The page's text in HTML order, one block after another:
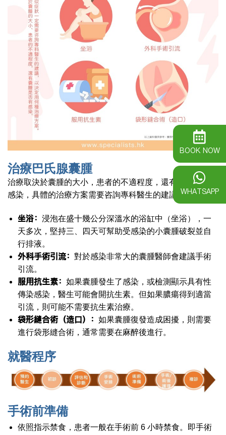
治療巴氏腺囊腫
治療取決於囊腫的大小，患者的不適程度，還有囊腫是否有
感染，具體的治療方案需要咨詢專科醫生的建議。
坐浴： 浸泡在盛十幾公分深溫水的浴缸中（坐浴），一
天多次，堅持三、四天可幫助受感染的小囊腫破裂並自
行排液。
外科手術引流： 對於感染非常大的囊腫醫師會建議手術
引流。
服用抗生素： 如果囊腫發生了感染，或檢測顯示具有性
傳染感染，醫生可能會開抗生素。但如果膿瘍得到適當
引流，則可能不需要抗生素治療。
袋形縫合術（造口）： 如果囊腫復發造成困擾，則需要
進行袋形縫合術，通常需要在麻醉後進行。
就醫程序
手術前準備
依照指示禁食，患者一般在手術前 6 小時禁食。即手術
BOOK NOW
WHATSAPP